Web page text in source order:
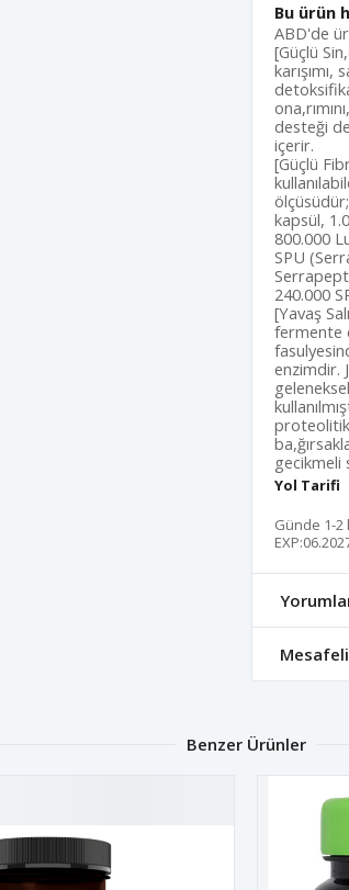
Bu ürün
ABD'de
[Güçlü
karışımı,
desteği
içerir.
[Güçlü
kapsül,
800.000
SPU
240.000
[Yavaş
fermente
enzimdir.
gecikmeli
Yol Tarifi
Günde 1-2
Benzer Ürünler